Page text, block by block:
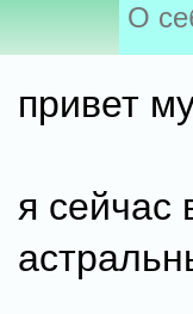
О
привет
я сейчас